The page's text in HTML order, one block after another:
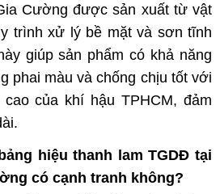
Cường được sản xuất từ vật
trình xử lý bề mặt và sơn tĩnh
giúp sản phẩm có khả năng
phai màu và chống chịu tốt với
của khí hậu TPHCM, đảm
hiệu thanh lam TGDĐ tại
có cạnh tranh không?